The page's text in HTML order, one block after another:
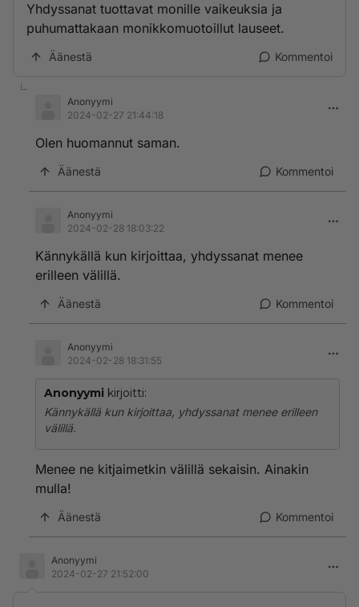
Yhdyssanat tuottavat monille vaikeuksia ja
puhumattakaan monikkomuotoillut lauseet.
Äänestä Kommentoi
Anonyymi
2024-02-27 21:44:18
Olen huomannut saman.
Äänestä Kommentoi
Anonyymi
2024-02-28 18:03:22
Kännykällä kun kirjoittaa, yhdyssanat menee
erilleen välillä.
Äänestä Kommentoi
Anonyymi
2024-02-28 18:31:55
Anonyymi kirjoitti:
Kännykällä kun kirjoittaa, yhdyssanat menee erilleen
välillä.
Menee ne kitjaimetkin välillä sekaisin. Ainakin
mulla!
Äänestä Kommentoi
Anonyymi
2024-02-27 21:52:00